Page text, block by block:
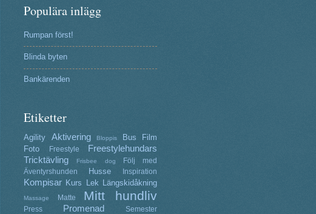
Populära inlägg
Rumpan först!
Blinda byten
Bankärenden
Etiketter
Agility Aktivering Bloppis Bus
Film
Foto
Freestyle
Freestylehundars
Tricktävling
Frisbee dog
Följ med
Äventyrshunden
Husse Inspiration
Kompisar Kurs Lek Längskidåkning
Massage Matte Mitt hundliv
Press Promenad Semester